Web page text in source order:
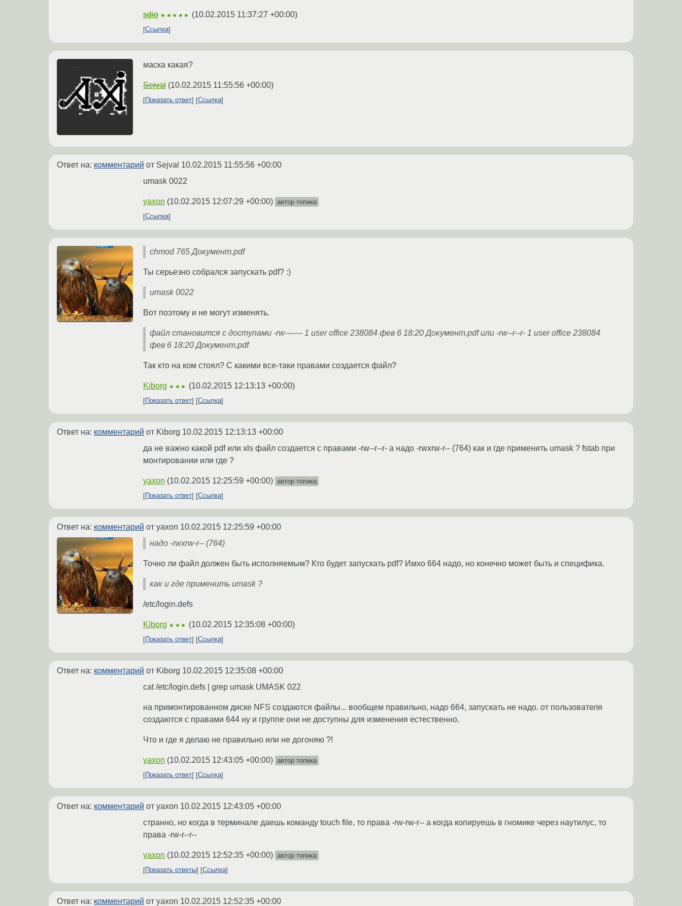
sdio ★★★★★ (10.02.2015 11:37:27 +00:00)
Ссылка
маска какая?
Sejval (10.02.2015 11:55:56 +00:00)
Показать ответ Ссылка
Ответ на: комментарий от Sejval 10.02.2015 11:55:56 +00:00
umask 0022
yaxon (10.02.2015 12:07:29 +00:00) автор топика
Ссылка
chmod 765 Документ.pdf
Ты серьезно собрался запускать pdf? :)
umask 0022
Вот поэтому и не могут изменять.
файл становится с доступами -rw------- 1 user office 238084 фев 6 18:20 Документ.pdf или -rw--r--r- 1 user office 238084
фев 6 18:20 Документ.pdf
Так кто на ком стоял? С какими все-таки правами создается файл?
Kiborg ★★★ (10.02.2015 12:13:13 +00:00)
Показать ответ Ссылка
Ответ на: комментарий от Kiborg 10.02.2015 12:13:13 +00:00
да не важно какой pdf или xls файл создается с правами -rw--r--r- а надо -rwxrw-r-- (764) как и где применить umask ? fstab при
монтировании или где ?
yaxon (10.02.2015 12:25:59 +00:00) автор топика
Показать ответ
Ссылка
Ответ на: комментарий от yaxon 10.02.2015 12:25:59 +00:00
надо -rwxrw-r-- (764)
Точно ли файл должен быть исполняемым? Кто будет запускать pdf? Имхо 664 надо, но конечно может быть и специфика.
как и где применить umask ?
/etc/login.defs
Kiborg ★★★ (10.02.2015 12:35:08 +00:00)
Показать ответ Ссылка
Ответ на: комментарий от Kiborg 10.02.2015 12:35:08 +00:00
cat /etc/login.defs | grep umask UMASK 022
на примонтированном диске NFS создаются файлы... вообщем правильно, надо 664, запускать не надо. от пользователя
создаются с правами 644 ну и группе они не доступны для изменения естественно.
Что и где я делаю не правильно или не догоняю ?!
yaxon (10.02.2015 12:43:05 +00:00) автор топика
Показать ответ
Ссылка
Ответ на: комментарий от yaxon 10.02.2015 12:43:05 +00:00
странно, но когда в терминале даешь команду touch file, то права -rw-rw-r-- а когда копируешь в гномике через наутилус, то
права -rw-r--r--
yaxon (10.02.2015 12:52:35 +00:00) автор топика
Показать ответы
Ссылка
Ответ на: комментарий от yaxon 10.02.2015 12:52:35 +00:00